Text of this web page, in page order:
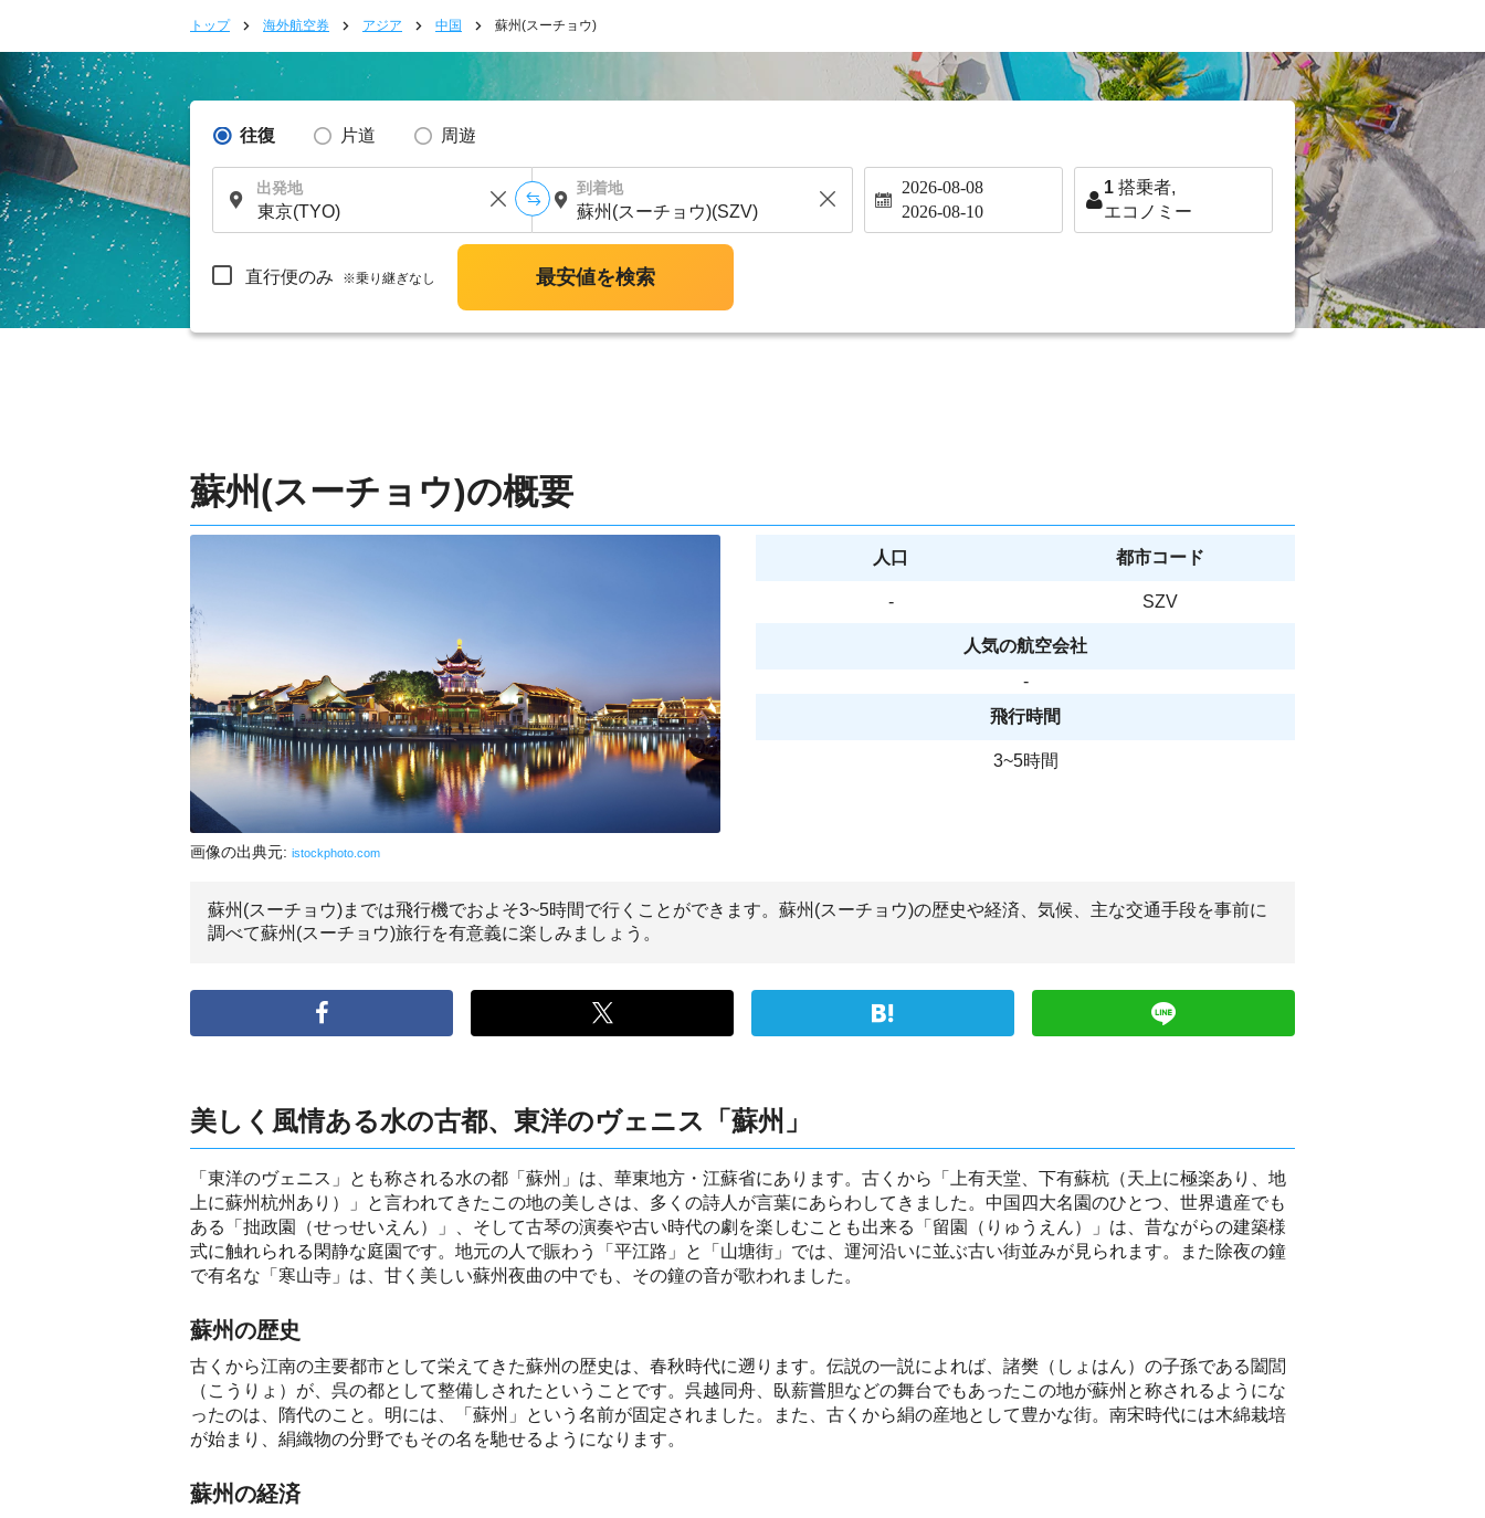
トップ 海外航空券 アジア 中国 蘇州(スーチョウ)
往復 片道 周遊
出発地 到着地 2026-08-08
2026-08-10
1 搭乗者,
エコノミー
直行便のみ ※乗り継ぎなし 最安値を検索
蘇州(スーチョウ)の概要
画像の出典元: istockphoto.com
人口 都市コード
- SZV
人気の航空会社
-
飛行時間
3~5時間
蘇州(スーチョウ)までは飛行機でおよそ3~5時間で行くことができます。蘇州(スーチョウ)の歴史や経済、気候、主な交通手段を事前に
調べて蘇州(スーチョウ)旅行を有意義に楽しみましょう。
美しく風情ある水の古都、東洋のヴェニス「蘇州」
「東洋のヴェニス」とも称される水の都「蘇州」は、華東地方・江蘇省にあります。古くから「上有天堂、下有蘇杭（天上に極楽あり、地
上に蘇州杭州あり）」と言われてきたこの地の美しさは、多くの詩人が言葉にあらわしてきました。中国四大名園のひとつ、世界遺産でも
ある「拙政園（せっせいえん）」、そして古琴の演奏や古い時代の劇を楽しむことも出来る「留園（りゅうえん）」は、昔ながらの建築様
式に触れられる閑静な庭園です。地元の人で賑わう「平江路」と「山塘街」では、運河沿いに並ぶ古い街並みが見られます。また除夜の鐘
で有名な「寒山寺」は、甘く美しい蘇州夜曲の中でも、その鐘の音が歌われました。
蘇州の歴史
古くから江南の主要都市として栄えてきた蘇州の歴史は、春秋時代に遡ります。伝説の一説によれば、諸樊（しょはん）の子孫である闔閭
（こうりょ）が、呉の都として整備しされたということです。呉越同舟、臥薪嘗胆などの舞台でもあったこの地が蘇州と称されるようにな
ったのは、隋代のこと。明には、「蘇州」という名前が固定されました。また、古くから絹の産地として豊かな街。南宋時代には木綿栽培
が始まり、絹織物の分野でもその名を馳せるようになります。
蘇州の経済